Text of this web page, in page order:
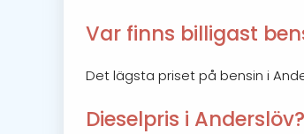
Var finns billigast
Det lägsta priset på bensin i
Dieselpris i Anderslöv?